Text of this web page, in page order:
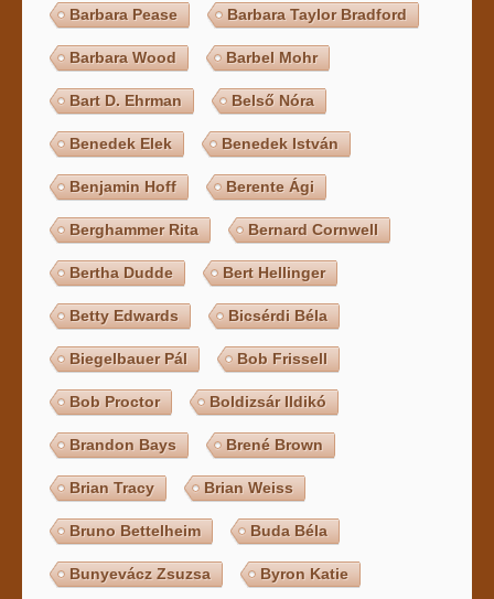
Barbara Pease Barbara Taylor Bradford
Barbara Wood Barbel Mohr
Bart D. Ehrman Belső Nóra
Benedek Elek Benedek István
Benjamin Hoff Berente Ági
Berghammer Rita Bernard Cornwell
Bertha Dudde Bert Hellinger
Betty Edwards Bicsérdi Béla
Biegelbauer Pál Bob Frissell
Bob Proctor Boldizsár Ildikó
Brandon Bays Brené Brown
Brian Tracy Brian Weiss
Bruno Bettelheim Buda Béla
Bunyevácz Zsuzsa Byron Katie